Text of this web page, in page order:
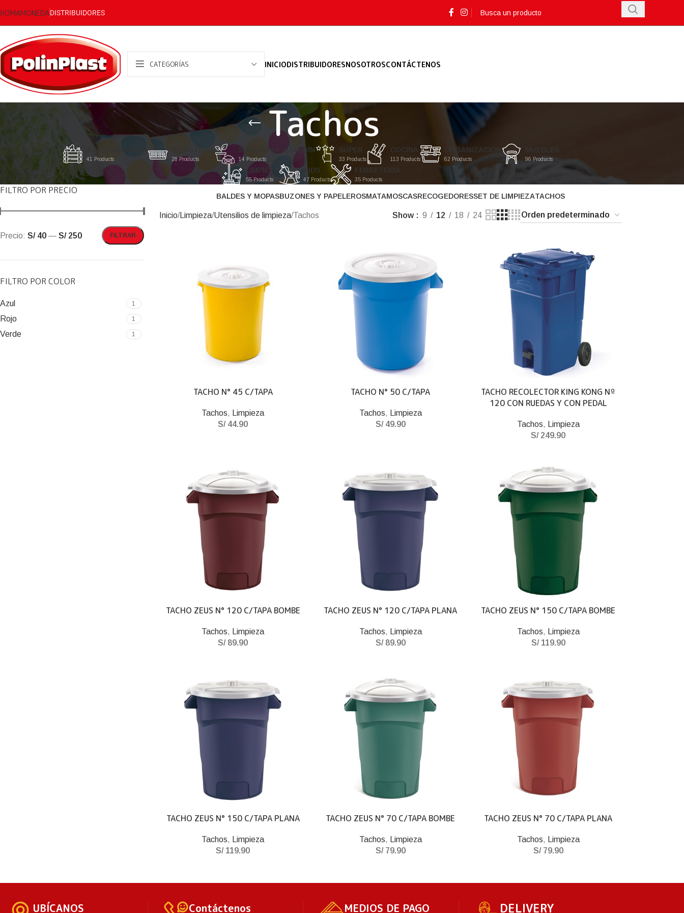
MONEDADISTRIBUIDORES
CATEGORÍAS INICIODISTRIBUIDORESNOSOTROSCONTÁCTENOS
Tachos
AGROINDUSTRIA
41 Products 28 Products
MASCOTAS Y JARDÍN
14 Products
SUPER
33 Products
COCINA
113 Products
ORGANIZACIÓN
62 Products
MUEBLES
96 Products
LIMPIEZA
55 Products
KIDS
47 Products
FERRETERÍA
35 Products
FILTRO POR PRECIO
FILTRAR
Precio: S/ 40 — S/ 250
FILTRO POR COLOR
Azul 1
Rojo 1
Verde 1
BALDES Y MOPASBUZONES Y PAPELEROSMATAMOSCASRECOGEDORESSET DE LIMPIEZATACHOS
Inicio Limpieza Utensilios de limpieza Tachos Show 9 12 18 24
TACHO N° 45 C/TAPA
Tachos,
Limpieza
S/44.90
TACHO N° 50 C/TAPA
Tachos,
Limpieza
S/49.90
TACHO RECOLECTOR KING KONG Nº
120 CON RUEDAS Y CON PEDAL
Tachos,
Limpieza
S/249.90
TACHO ZEUS N° 120 C/TAPA BOMBE
Tachos,
Limpieza
S/89.90
TACHO ZEUS N° 120 C/TAPA PLANA
Tachos,
Limpieza
S/89.90
TACHO ZEUS N° 150 C/TAPA BOMBE
Tachos,
Limpieza
S/119.90
TACHO ZEUS N° 150 C/TAPA PLANA
Tachos,
Limpieza
S/119.90
TACHO ZEUS N° 70 C/TAPA BOMBE
Tachos,
Limpieza
S/79.90
TACHO ZEUS N° 70 C/TAPA PLANA
Tachos,
Limpieza
S/79.90
UBÍCANOS Contáctenos MEDIOS DE PAGO DELIVERY